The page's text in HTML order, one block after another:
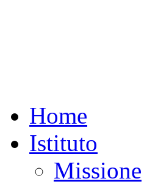
Home
Istituto
Missione